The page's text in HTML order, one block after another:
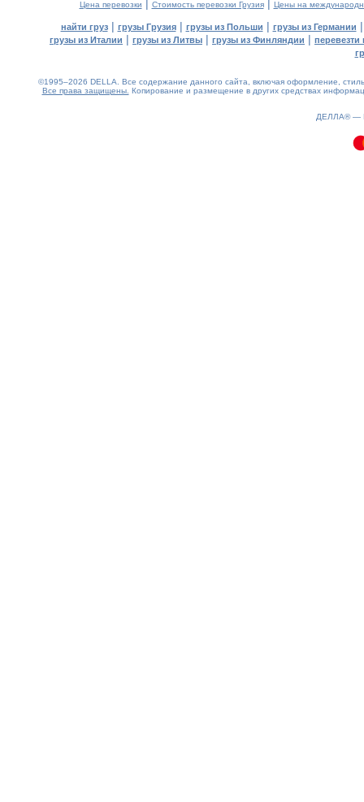
Цена перевозки Стоимость перевозки Грузия| Цены на
найти груз| грузы Грузия| грузы из Польши | грузы из Германии
грузы из Италии | грузы из Литвы | грузы из Финляндии | перевезти
©1995–2026 DELLA. Все содержание данного сайта, включая оформление,
Все права защищены. Копирование и размещение в других средствах
ДЕЛЛА® —